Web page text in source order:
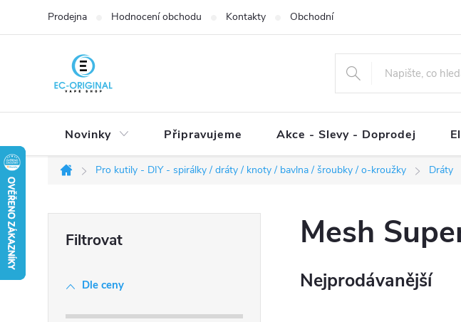
Prodejna Hodnocení obchodu Kontakty Obchodní podmínky
Novinky Připravujeme Akce - Slevy - Doprodej
Domů
Pro kutily - DIY - spirálky / dráty / knoty / bavlna / šroubky / o-kroužky Dráty
Dle ceny
Mesh
Nejprodávanější